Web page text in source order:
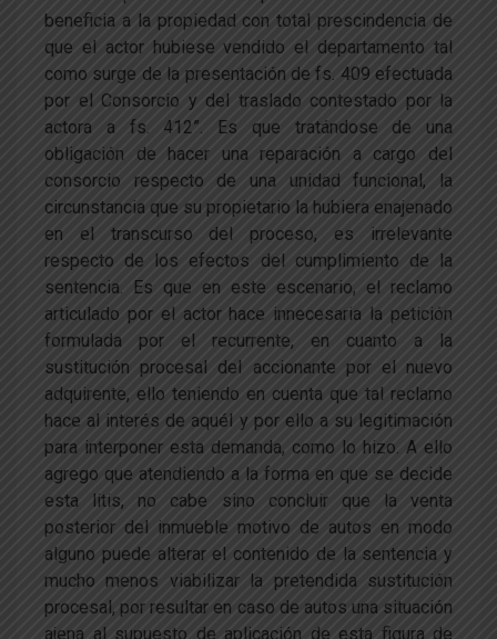
beneficia a la propiedad con total prescindencia de
que el actor hubiese vendido el departamento tal
como surge de la presentación de fs. 409 efectuada
por el Consorcio y del traslado contestado por la
actora a fs. 412”. Es que tratándose de una
obligación de hacer una reparación a cargo del
consorcio respecto de una unidad funcional, la
circunstancia que su propietario la hubiera enajenado
en el transcurso del proceso, es irrelevante
respecto de los efectos del cumplimiento de la
sentencia. Es que en este escenario, el reclamo
articulado por el actor hace innecesaria la petición
formulada por el recurrente, en cuanto a la
sustitución procesal del accionante por el nuevo
adquirente, ello teniendo en cuenta que tal reclamo
hace al interés de aquél y por ello a su legitimación
para interponer esta demanda, como lo hizo. A ello
agrego que atendiendo a la forma en que se decide
esta litis, no cabe sino concluir que la venta
posterior del inmueble motivo de autos en modo
alguno puede alterar el contenido de la sentencia y
mucho menos viabilizar la pretendida sustitución
procesal, por resultar en caso de autos una situación
ajena al supuesto de aplicación de esta figura de